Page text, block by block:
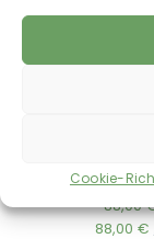
Cookie-
Hestevard
88,00
88,00 €